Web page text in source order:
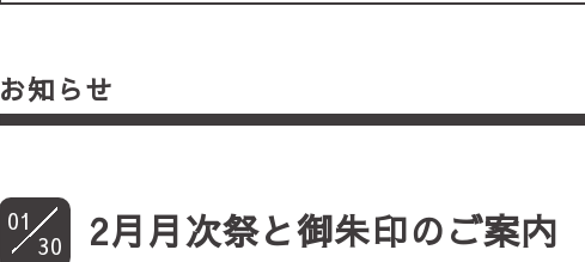
お知らせ
01
30
2月月次祭と御朱印のご案内